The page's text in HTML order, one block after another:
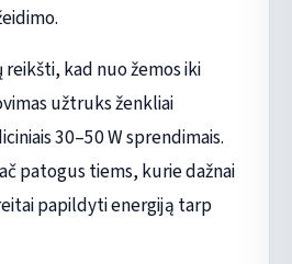
kad nuo žemos iki
užtruks ženkliai
30–50 W sprendimais.
patogus tiems, kurie dažnai
papildyti energiją tarp